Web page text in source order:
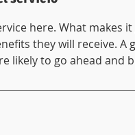
here. What makes
they will receive.
likely to go ahead and